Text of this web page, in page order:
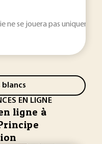
ne se jouera pas
blancs
EN LIGNE
ligne à